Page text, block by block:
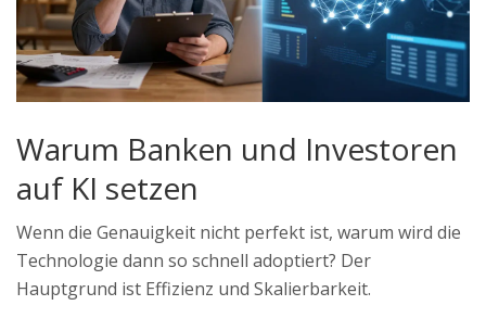
Warum Banken und Investoren
auf KI setzen
Wenn die Genauigkeit nicht perfekt ist, warum wird die
Technologie dann so schnell adoptiert? Der
Hauptgrund ist Effizienz und Skalierbarkeit.